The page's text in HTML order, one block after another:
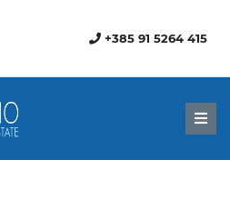
+385 91 5264 415